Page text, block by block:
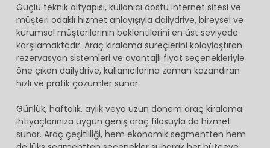
Güçlü teknik altyapısı, kullanıcı dostu internet sitesi ve
müşteri odaklı hizmet anlayışıyla dailydrive, bireysel ve
kurumsal müşterilerinin beklentilerini en üst seviyede
karşılamaktadır. Araç kiralama süreçlerini kolaylaştıran
rezervasyon sistemleri ve avantajlı fiyat seçenekleriyle
öne çıkan dailydrive, kullanıcılarına zaman kazandıran
hızlı ve pratik çözümler sunar.
Günlük, haftalık, aylık veya uzun dönem araç kiralama
ihtiyaçlarınıza uygun geniş araç filosuyla da hizmet
sunar. Araç çeşitliliği, hem ekonomik segmentten hem